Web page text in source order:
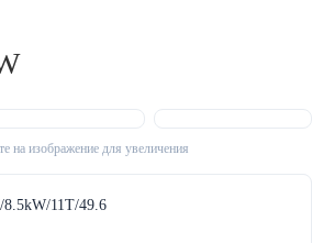
на изображение для увеличения
8.5kW/11T/49.6